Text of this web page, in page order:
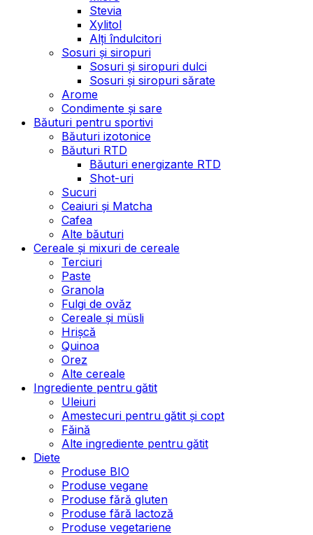
Stevia
Xylitol
Alți îndulcitori
Sosuri și siropuri
Sosuri și siropuri dulci
Sosuri și siropuri sărate
Arome
Condimente și sare
Băuturi pentru sportivi
Băuturi izotonice
Băuturi RTD
Băuturi energizante RTD
Shot-uri
Sucuri
Ceaiuri și Matcha
Cafea
Alte băuturi
Cereale și mixuri de cereale
Terciuri
Paste
Granola
Fulgi de ovăz
Cereale și müsli
Hrișcă
Quinoa
Orez
Alte cereale
Ingrediente pentru gătit
Uleiuri
Amestecuri pentru gătit și copt
Făină
Alte ingrediente pentru gătit
Diete
Produse BIO
Produse vegane
Produse fără gluten
Produse fără lactoză
Produse vegetariene